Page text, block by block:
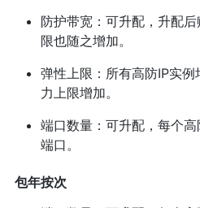
防护带宽：可升配，升配
限也随之增加。
弹性上限：所有高防IP实
力上限增加。
端口数量：可升配，每个
端口。
包年按次